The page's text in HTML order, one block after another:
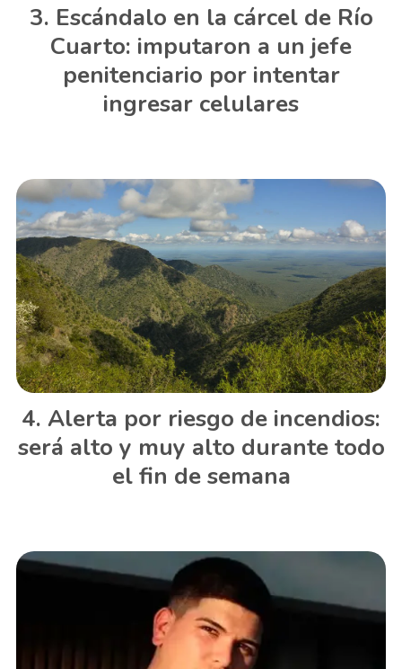
Escándalo en la cárcel de Río
Cuarto: imputaron a un jefe
penitenciario por intentar
ingresar celulares
Alerta por riesgo de incendios:
será alto y muy alto durante todo
el fin de semana